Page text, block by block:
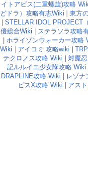
イトアビス(二重螺旋)攻略
どドラ）攻略有志Wiki
東方
STELLAR IDOL PROJECT
優総合Wiki
ステラソラ攻略
ホライゾンウォーカー攻略
Wiki
アイコミ 攻略wiki
テクロノス攻略 Wiki
対魔
記ルルイエ少女隊攻略 Wiki
DRAPLINE攻略 Wiki
レゾナ
ビスX攻略 Wiki
アス